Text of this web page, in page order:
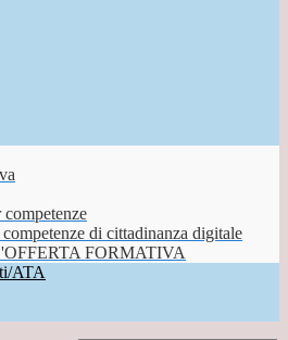
di cittadinanza digitale
FORMATIVA
ATA